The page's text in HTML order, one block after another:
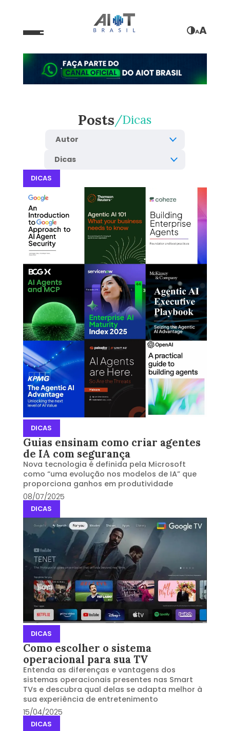
AA
Posts Dicas
DICAS
DICAS
Guias ensinam como criar agentes
de IA com segurança
Nova tecnologia é definida pela Microsoft
como “uma evolução nos modelos de IA” que
proporciona ganhos em produtividade
08/07/2025
DICAS
DICAS
Como escolher o sistema
operacional para sua TV
Entenda as diferenças e vantagens dos
sistemas operacionais presentes nas Smart
TVs e descubra qual delas se adapta melhor à
sua experiência de entretenimento
15/04/2025
DICAS